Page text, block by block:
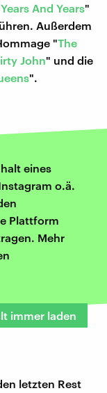
Years And Years"
Außerdem
"The
John" und die
".
eines
o.ä.
Plattform
Mehr
immer laden
letzten Rest